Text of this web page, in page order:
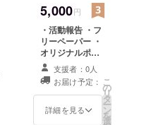
めます。） ・オ
リジナルポス
ター（A2・カ
ラー。キス写真
を使って制作し
たアート作品を
プリント。） を
お送りします。
5,000円
・活動報告 ・フ
リーペーパー ・
オリジナルポス
ター ・オリジナ
ルTシャツ（サイ
ズ・記事の色指
定可・カラープ
リント。キス写
支援者：0人
お届け予定：
詳細を見る
こ
の
リ
タ
ー
ン
を
選